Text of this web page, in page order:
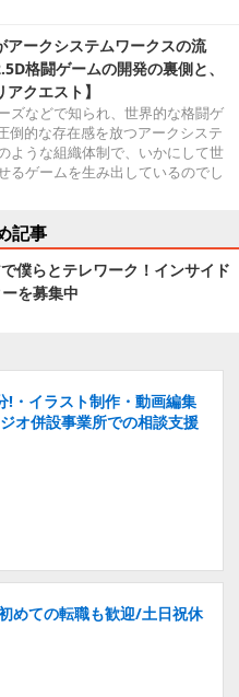
アークシステムワークスの流
格闘ゲームの開発の裏側と、
クエスト】
ズなどで知られ、世界的な格闘ゲ
倒的な存在感を放つアークシステ
ような組織体制で、いかにして世
るゲームを生み出しているのでし
記事
僕らとテレワーク！インサイド
を募集中
!・イラスト制作・動画編集
オ併設事業所での相談支援
めての転職も歓迎/土日祝休